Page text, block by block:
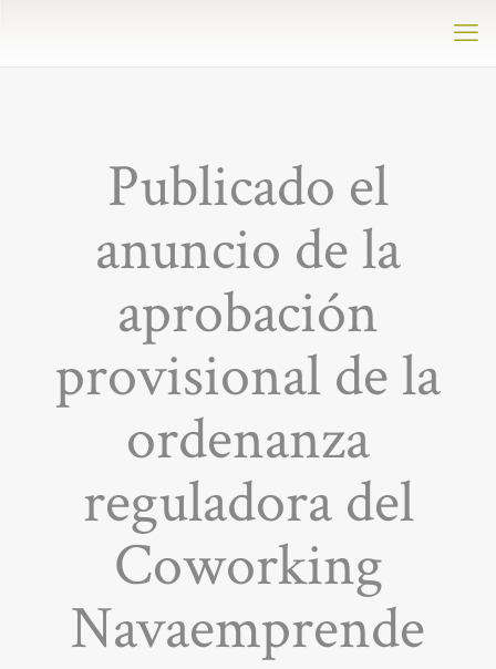
Publicado el
anuncio de la
aprobación
provisional de la
ordenanza
reguladora del
Coworking
Navaemprende